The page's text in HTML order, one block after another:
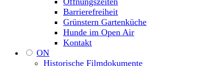
Barrierefreiheit
Grünstern Gartenküche
Hunde im Open Air
Kontakt
ON
Historische Filmdokumente